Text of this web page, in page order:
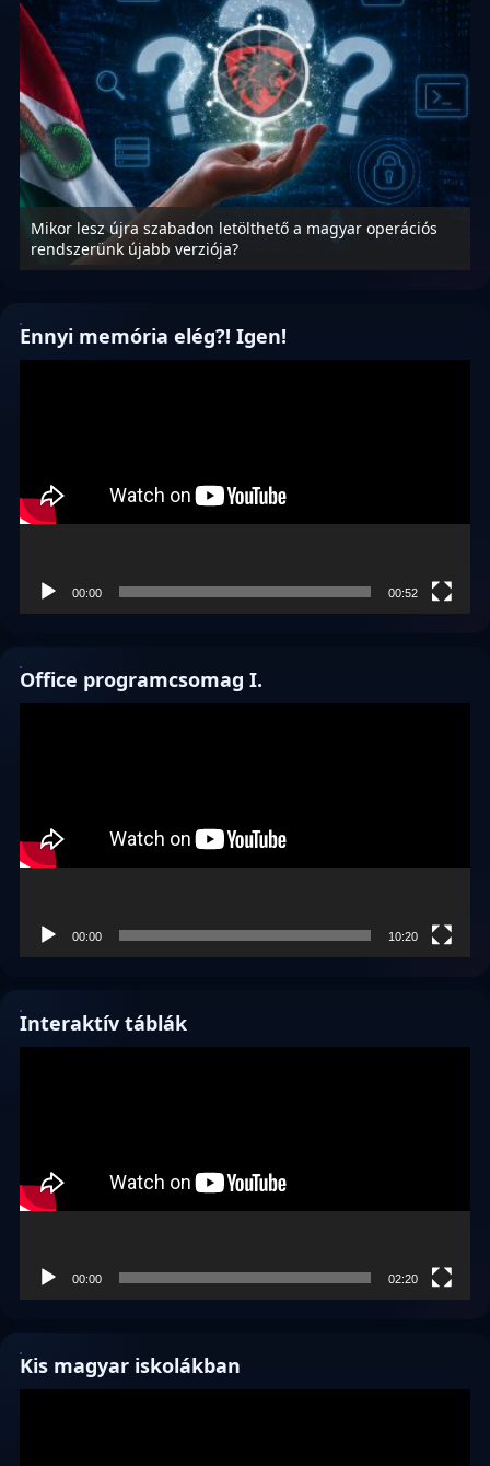
Mikor lesz újra szabadon letölthető a magyar operációs
rendszerünk újabb verziója?
Ennyi memória elég?! Igen!
00:00 00:52
Office programcsomag I.
00:00 10:20
Interaktív táblák
00:00 02:20
Kis magyar iskolákban